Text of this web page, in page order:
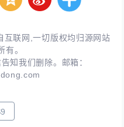
互联网,一切版权均归源网站
有。
知我们删除。邮箱：